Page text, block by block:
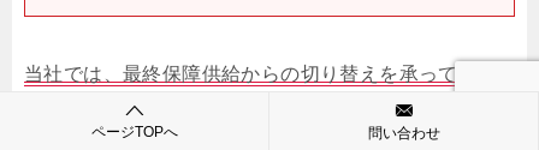
当社では、最終保障供給からの切り替えを承っていま
ページTOPへ 問い合わせ